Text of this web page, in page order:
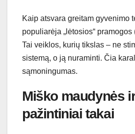
Kaip atsvara greitam gyvenimo
populiarėja „lėtosios“ pramogos
Tai veiklos, kurių tikslas – ne
sistemą, o ją nuraminti. Čia
sąmoningumas.
Miško maudynės
pažintiniai takai